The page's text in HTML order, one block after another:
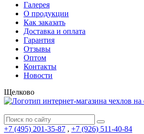
Галерея
О продукции
Как заказать
Доставка и оплата
Гарантия
Отзывы
Оптом
Контакты
Новости
Щелково
+7 (495) 201-35-87 , +7 (926) 511-40-84